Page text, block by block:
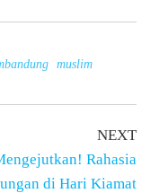
muslim
NEXT
Rahasia
di Hari Kiamat